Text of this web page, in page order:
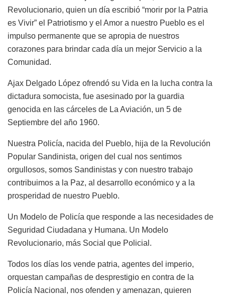
Revolucionario, quien un día escribió “morir por la Patria
es Vivir” el Patriotismo y el Amor a nuestro Pueblo es el
impulso permanente que se apropia de nuestros
corazones para brindar cada día un mejor Servicio a la
Comunidad.
Ajax Delgado López ofrendó su Vida en la lucha contra la
dictadura somocista, fue asesinado por la guardia
genocida en las cárceles de La Aviación, un 5 de
Septiembre del año 1960.
Nuestra Policía, nacida del Pueblo, hija de la Revolución
Popular Sandinista, origen del cual nos sentimos
orgullosos, somos Sandinistas y con nuestro trabajo
contribuimos a la Paz, al desarrollo económico y a la
prosperidad de nuestro Pueblo.
Un Modelo de Policía que responde a las necesidades de
Seguridad Ciudadana y Humana. Un Modelo
Revolucionario, más Social que Policial.
Todos los días los vende patria, agentes del imperio,
orquestan campañas de desprestigio en contra de la
Policía Nacional, nos ofenden y amenazan, quieren